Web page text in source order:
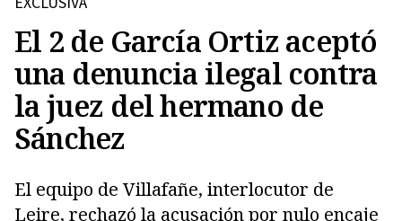
El 2 de García Ortiz aceptó
una denuncia ilegal contra
la juez del hermano de
Sánchez
El equipo de Villafañe, interlocutor de
Leire, rechazó la acusación por nulo encaje